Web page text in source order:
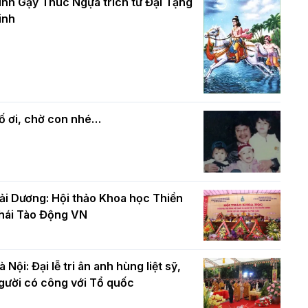
mừng Đại lễ Phật đản PL.2570 –
mùa Phật đản PL.2570
Phật giáo chính tín Phần 7: Luật nhân
quả
ơi, chờ con nhé…
Dương: Hội thảo Khoa học Thiền
Tào Động VN
Nội: Đại lễ tri ân anh hùng liệt sỹ,
có công với Tổ quốc